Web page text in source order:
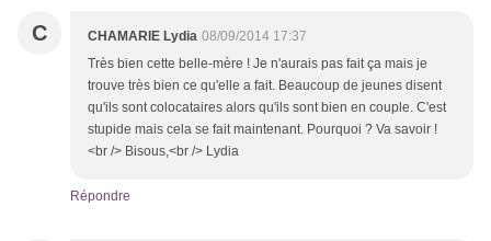
C CHAMARIE Lydia 08/09/2014 17:37
Très bien cette belle-mère ! Je n'aurais pas fait ça mais je
trouve très bien ce qu'elle a fait. Beaucoup de jeunes disent
qu'ils sont colocataires alors qu'ils sont bien en couple. C'est
stupide mais cela se fait maintenant. Pourquoi ? Va savoir !
<br /> Bisous,<br /> Lydia
Répondre